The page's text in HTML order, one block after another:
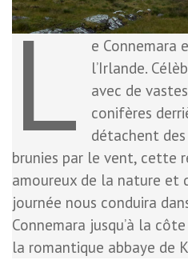
L
e Connemara
l’Irlande.
avec de
conifères
détachent
brunies par le vent, cette
amoureux de la nature et
journée nous conduira
Connemara jusqu’à la
la romantique abbaye de